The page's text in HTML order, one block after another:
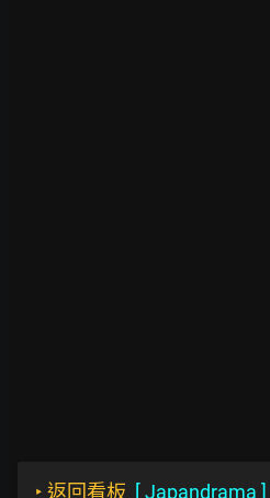
‣ 返回看板 [Japandrama ]